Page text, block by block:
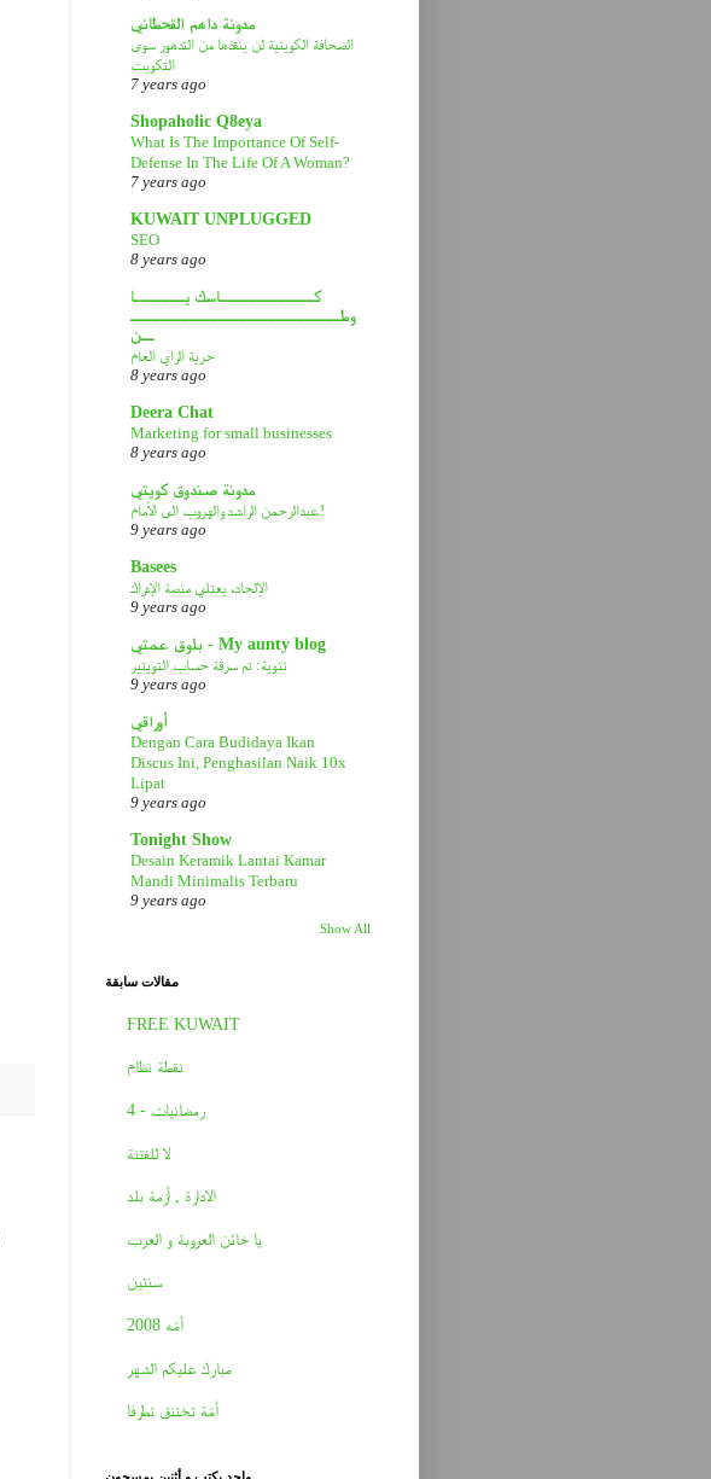
مدونة داهم القحطاني
الصحافة الكويتية لن ينقذها من التدهور سوى
التكويت
7 years ago
Shopaholic Q8eya
What Is The Importance Of Self-
Defense In The Life Of A Woman?
7 years ago
KUWAIT UNPLUGGED
SEO
8 years ago
كـــــــــــــاسك يـــــــا
وطـــــــــــــــــــــــــــــ
ــن
حرية الراي العام
8 years ago
Deera Chat
Marketing for small businesses
8 years ago
مدونة صندوق كويتي
عبدالرحمن الراشد والهروب الى الأمام!
9 years ago
Basees
الإلحاد، يعتلي منصة الإدراك
9 years ago
بلوق عمتي - My aunty blog
تنوية: تم سرقة حساب التويتير
9 years ago
أوراقي
Dengan Cara Budidaya Ikan
Discus Ini, Penghasilan Naik 10x
Lipat
9 years ago
Tonight Show
Desain Keramik Lantai Kamar
Mandi Minimalis Terbaru
9 years ago
Show All
مقالات سابقة
FREE KUWAIT
نقطة نظام
رمضانيات - 4
لا للفتنة
الادارة , أزمة بلد
يا خائن العروبة و العرب
سنتين
أمّه 2008
مبارك عليكم الشهر
أمّة تختنق تطرفا